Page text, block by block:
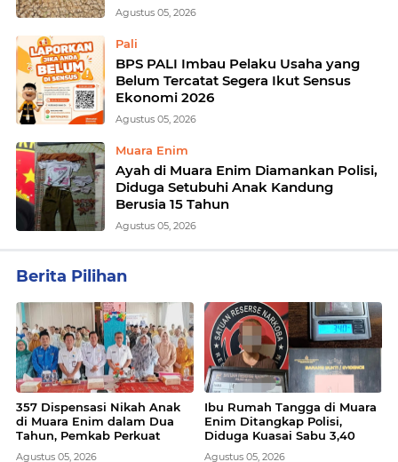
Agustus 05, 2026
Pali
BPS PALI Imbau Pelaku Usaha yang
Belum Tercatat Segera Ikut Sensus
Ekonomi 2026
Agustus 05, 2026
Muara Enim
Ayah di Muara Enim Diamankan Polisi,
Diduga Setubuhi Anak Kandung
Berusia 15 Tahun
Agustus 05, 2026
Berita Pilihan
357 Dispensasi Nikah Anak
di Muara Enim dalam Dua
Tahun, Pemkab Perkuat
Agustus 05, 2026
Ibu Rumah Tangga di Muara
Enim Ditangkap Polisi,
Diduga Kuasai Sabu 3,40
Agustus 05, 2026